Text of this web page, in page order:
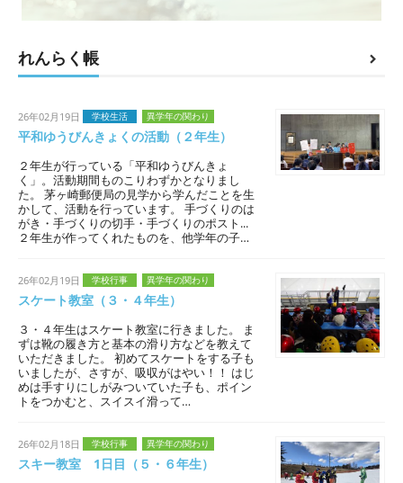
れんらく帳
26年02月19日 学校生活 異学年の関わり
平和ゆうびんきょくの活動（２年生）
２年生が行っている「平和ゆうびんきょ
く」。活動期間ものこりわずかとなりまし
た。 茅ヶ崎郵便局の見学から学んだことを生
かして、活動を行っています。 手づくりのは
がき・手づくりの切手・手づくりのポスト...
２年生が作ってくれたものを、他学年の子…
26年02月19日 学校行事 異学年の関わり
スケート教室（３・４年生）
３・４年生はスケート教室に行きました。 ま
ずは靴の履き方と基本の滑り方などを教えて
いただきました。 初めてスケートをする子も
いましたが、さすが、吸収がはやい！！ はじ
めは手すりにしがみついていた子も、ポイン
トをつかむと、スイスイ滑って…
26年02月18日 学校行事 異学年の関わり
スキー教室 1日目（５・６年生）